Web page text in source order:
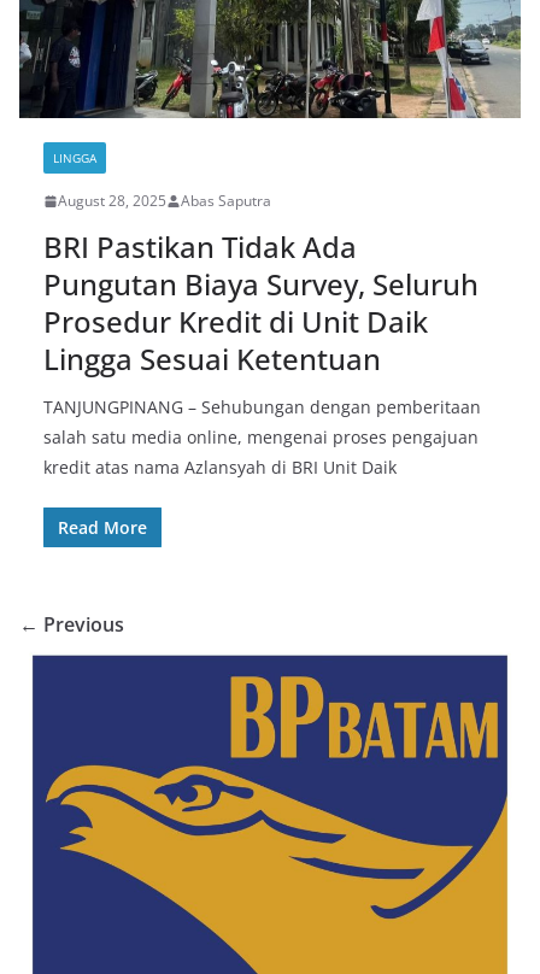
LINGGA
August 28, 2025 Abas Saputra
BRI Pastikan Tidak Ada
Pungutan Biaya Survey, Seluruh
Prosedur Kredit di Unit Daik
Lingga Sesuai Ketentuan
TANJUNGPINANG – Sehubungan dengan pemberitaan
salah satu media online, mengenai proses pengajuan
kredit atas nama Azlansyah di BRI Unit Daik
Read More
← Previous